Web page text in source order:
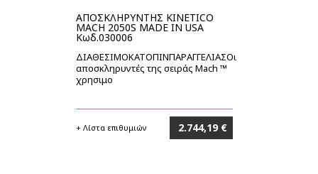
ΑΠΟΣΚΛΗΡΥΝΤΗΣ KINETICO
MACH 2050S MADE IN USA
Κωδ.030006
ΔΙΑΘΕΣΙΜΟΚΑΤΟΠΙΝΠΑΡΑΓΓΕΛΙΑΣΟι
αποσκληρυντές της σειράς Mach ™
χρησιμο
+ Λίστα επιθυμιών 2.744,19 €